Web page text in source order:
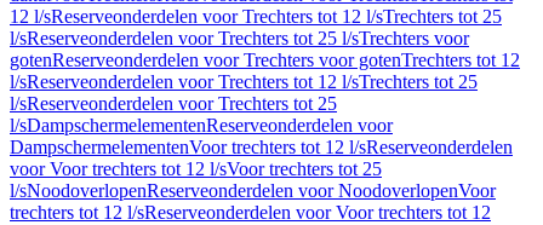
12 l/sReserveonderdelen voor Trechters tot 12 l/sTrechters tot 25
l/sReserveonderdelen voor Trechters tot 25 l/sTrechters voor
gotenReserveonderdelen voor Trechters voor gotenTrechters tot 12
l/sReserveonderdelen voor Trechters tot 12 l/sTrechters tot 25
l/sReserveonderdelen voor Trechters tot 25
l/sDampschermelementenReserveonderdelen voor
DampschermelementenVoor trechters tot 12 l/sReserveonderdelen
voor Voor trechters tot 12 l/sVoor trechters tot 25
l/sNoodoverlopenReserveonderdelen voor NoodoverlopenVoor
trechters tot 12 l/sReserveonderdelen voor Voor trechters tot 12